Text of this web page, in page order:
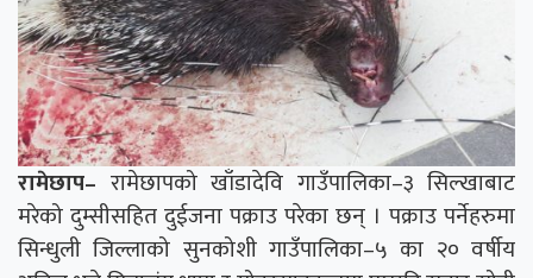
रामेछाप– रामेछापको खाँडादेवि गाउँपालिका–३ सिल्खाबाट
मरेको दुम्सीसहित दुईजना पक्राउ परेका छन् । पक्राउ पर्नेहरुमा
सिन्धुली जिल्लाको सुनकोशी गाउँपालिका–५ का २० वर्षीय